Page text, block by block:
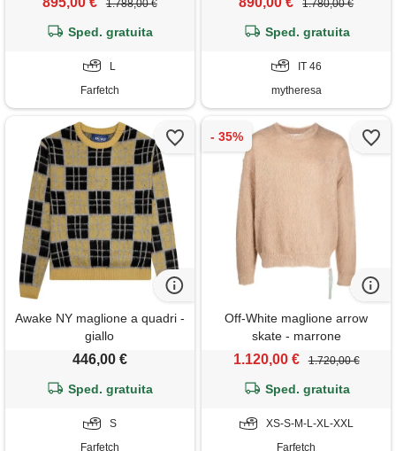
1.788,00 €
Sped. gratuita
L
Farfetch
1.780,00 €
Sped. gratuita
IT 46
mytheresa
Awake NY maglione a quadri -
giallo
446,00 €
Sped. gratuita
S
Farfetch
Off-White maglione arrow
skate - marrone
1.120,00 € 1.720,00 €
Sped. gratuita
XS-S-M-L-XL-XXL
Farfetch